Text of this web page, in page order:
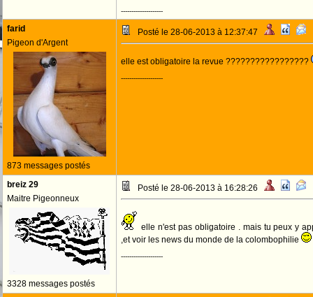
--------------------
farid
Pigeon d'Argent
873 messages postés
Posté le 28-06-2013 à 12:37:47
elle est obligatoire la revue ?????????????????
--------------------
breiz 29
Maitre Pigeonneux
3328 messages postés
Posté le 28-06-2013 à 16:28:26
elle n'est pas obligatoire . mais tu peux y
,et voir les news du monde de la colombophilie
--------------------